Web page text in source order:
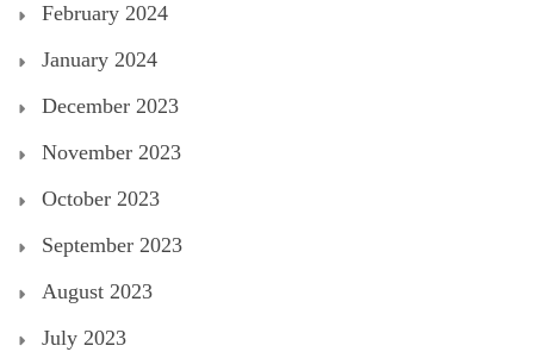
February 2024
January 2024
December 2023
November 2023
October 2023
September 2023
August 2023
July 2023